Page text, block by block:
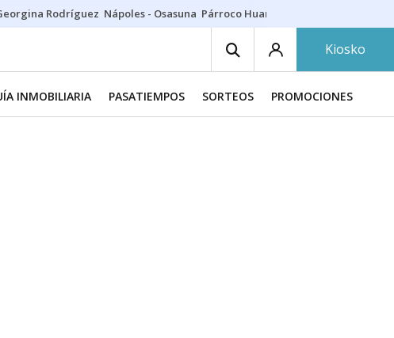
Rodríguez Nápoles - Osasuna Párroco Huarte
Kiosko
INMOBILIARIA PASATIEMPOS SORTEOS PROMOCIONES